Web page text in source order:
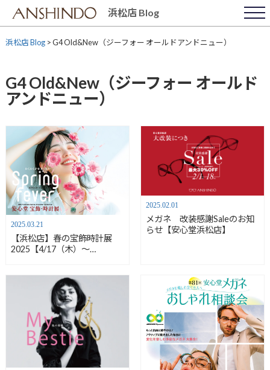
content
浜松店 Blog
浜松店 Blog>G4 Old&New（ジーフォー オールドアンドニュー）
G4 Old&New（ジーフォー オールド
アンドニュー）
2025.03.21
【浜松店】春の宝飾時計展
2025【4/17（木）〜
2025.02.01
メガネ 改装感謝Saleのお知
らせ【安心堂浜松店】